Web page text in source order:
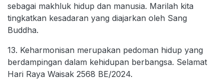
sebagai makhluk hidup dan manusia. Marilah kita
tingkatkan kesadaran yang diajarkan oleh Sang
Buddha.
13. Keharmonisan merupakan pedoman hidup yang
berdampingan dalam kehidupan berbangsa. Selamat
Hari Raya Waisak 2568 BE/2024.